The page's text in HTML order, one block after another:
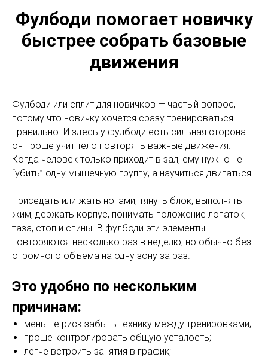
Фулбоди помогает новичку
быстрее собрать базовые
движения
Фулбоди или сплит для новичков — частый вопрос,
потому что новичку хочется сразу тренироваться
правильно. И здесь у фулбоди есть сильная сторона:
он проще учит тело повторять важные движения.
Когда человек только приходит в зал, ему нужно не
“убить” одну мышечную группу, а научиться двигаться.
Приседать или жать ногами, тянуть блок, выполнять
жим, держать корпус, понимать положение лопаток,
таза, стоп и спины. В фулбоди эти элементы
повторяются несколько раз в неделю, но обычно без
огромного объёма на одну зону за раз.
Это удобно по нескольким
причинам:
меньше риск забыть технику между тренировками;
проще контролировать общую усталость;
легче встроить занятия в график;